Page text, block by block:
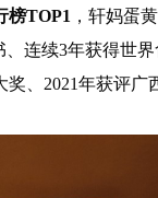
榜TOP1 ，轩妈蛋
、连续3年获得世
、2021年获评广